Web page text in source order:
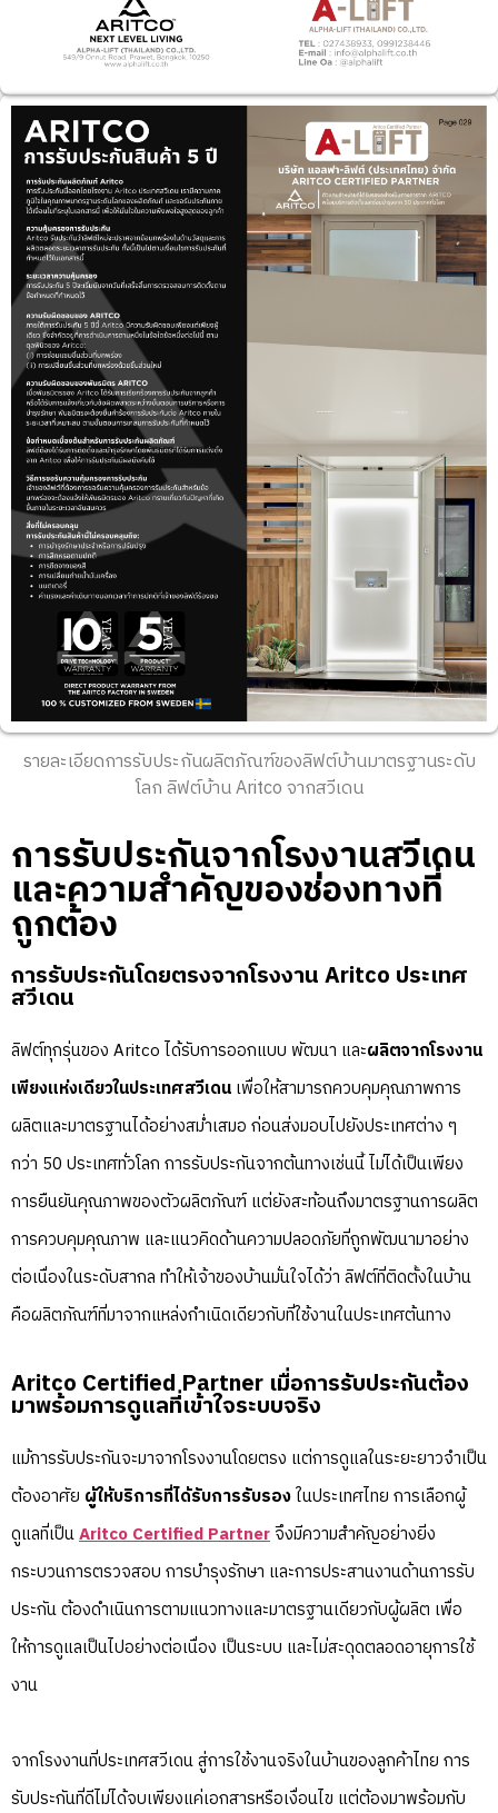
รายละเอียดการรับประกันผลิตภัณฑ์ของลิฟต์บ้านมาตรฐานระดับ
โลก ลิฟต์บ้าน Aritco จากสวีเดน
การรับประกันจากโรงงานสวีเดน
และความสำคัญของช่องทางที่
ถูกต้อง
การรับประกันโดยตรงจากโรงงาน Aritco ประเทศ
สวีเดน
ลิฟต์ทุกรุ่นของ Aritco ได้รับการออกแบบ พัฒนา และผลิตจากโรงงาน
เพียงแห่งเดียวในประเทศสวีเดน เพื่อให้สามารถควบคุมคุณภาพการ
ผลิตและมาตรฐานได้อย่างสม่ำเสมอ ก่อนส่งมอบไปยังประเทศต่าง ๆ
กว่า 50 ประเทศทั่วโลก การรับประกันจากต้นทางเช่นนี้ ไม่ได้เป็นเพียง
การยืนยันคุณภาพของตัวผลิตภัณฑ์ แต่ยังสะท้อนถึงมาตรฐานการผลิต
การควบคุมคุณภาพ และแนวคิดด้านความปลอดภัยที่ถูกพัฒนามาอย่าง
ต่อเนื่องในระดับสากล ทำให้เจ้าของบ้านมั่นใจได้ว่า ลิฟต์ที่ติดตั้งในบ้าน
คือผลิตภัณฑ์ที่มาจากแหล่งกำเนิดเดียวกับที่ใช้งานในประเทศต้นทาง
Aritco Certified Partner เมื่อการรับประกันต้อง
มาพร้อมการดูแลที่เข้าใจระบบจริง
แม้การรับประกันจะมาจากโรงงานโดยตรง แต่การดูแลในระยะยาวจำเป็น
ต้องอาศัย ผู้ให้บริการที่ได้รับการรับรองในประเทศไทย การเลือกผู้
ดูแลที่เป็นAritco Certified Partnerจึงมีความสำคัญอย่างยิ่ง
กระบวนการตรวจสอบ การบำรุงรักษา และการประสานงานด้านการรับ
ประกัน ต้องดำเนินการตามแนวทางและมาตรฐานเดียวกับผู้ผลิต เพื่อ
ให้การดูแลเป็นไปอย่างต่อเนื่อง เป็นระบบ และไม่สะดุดตลอดอายุการใช้
งาน
จากโรงงานที่ประเทศสวีเดน สู่การใช้งานจริงในบ้านของลูกค้าไทย การ
รับประกันที่ดีไม่ได้จบเพียงแค่เอกสารหรือเงื่อนไข แต่ต้องมาพร้อมกับ